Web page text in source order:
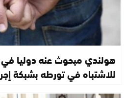
هولندي مبحوث عنه دوليا
للاشتباه في تورطه بشبكة